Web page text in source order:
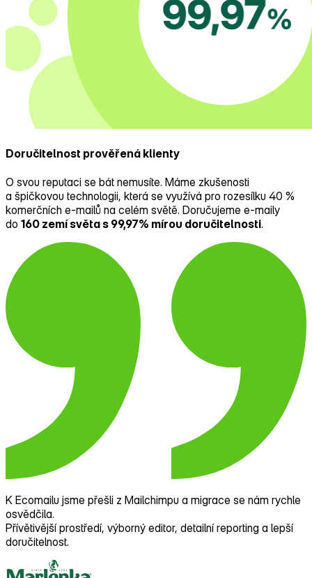
Doručitelnost prověřená klienty
O svou reputaci se bát nemusíte. Máme zkušenosti
a špičkovou technologii, která se využívá pro rozesílku 40 %
komerčních e‑mailů na celém světě. Doručujeme e‑maily
do 160 zemí světa s 99,97% mírou doručitelnosti.
K Ecomailu jsme přešli z Mailchimpu a migrace se nám rychle
osvědčila.
Přívětivější prostředí, výborný editor, detailní reporting a lepší
doručitelnost.